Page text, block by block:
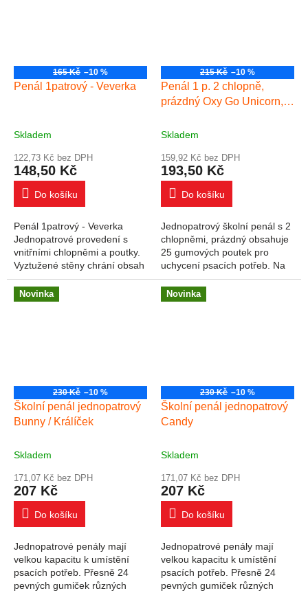
165 Kč –10 %
Penál 1patrový - Veverka
Skladem
122,73 Kč bez DPH
148,50 Kč
Do košíku
Penál 1patrový - Veverka
Jednopatrové provedení s
vnitřními chlopněmi a poutky.
Vyztužené stěny chrání obsah
penálu. Vyroben ze zdravotně
nezávadného a
omyvatelného...
215 Kč –10 %
Penál 1 p. 2 chlopně,
prázdný Oxy Go Unicorn,
Skladem
159,92 Kč bez DPH
193,50 Kč
Do košíku
Jednopatrový školní penál s 2
chlopněmi, prázdný obsahuje
25 gumových poutek pro
uchycení psacích potřeb. Na
vnitřních chlopních jsou
průhledné fólie pro rozvrh
hodin.
Novinka
230 Kč –10 %
Školní penál jednopatrový
Bunny / Králíček
Skladem
171,07 Kč bez DPH
207 Kč
Do košíku
Jednopatrové penály mají
velkou kapacitu k umístění
psacích potřeb. Přesně 24
pevných gumiček různých
Novinka
230 Kč –10 %
Školní penál jednopatrový
Candy
Skladem
171,07 Kč bez DPH
207 Kč
Do košíku
Jednopatrové penály mají
velkou kapacitu k umístění
psacích potřeb. Přesně 24
pevných gumiček různých